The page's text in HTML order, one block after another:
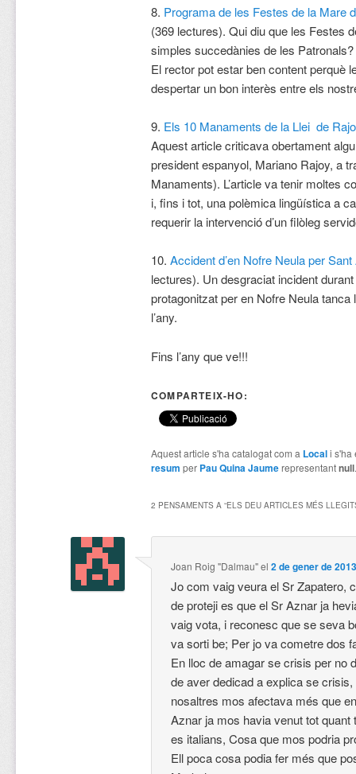
8. Programa de les Festes de la Mare
(369 lectures). Qui diu que les Festes
simples succedànies de les
El rector pot estar ben content perquè
despertar un bon interès entre els
9. Els 10 Manaments de la Llei de
Aquest article criticava obertament
president espanyol, Mariano Rajoy, a
Manaments). L’article va tenir moltes
i, fins i tot, una polèmica lingüística a
requerir la intervenció d’un filòleg
10. Accident d’en Nofre Neula per Sant
lectures). Un desgraciat incident
protagonitzat per en Nofre Neula tanca
l’any.
Fins l’any que ve!!!
COMPARTEIX-HO:
Aquest article s'ha catalogat com a Locali s'ha
resum per Pau Quina Jaumerepresentantnull
2 PENSAMENTS A “ELS DEU ARTICLES MÉS
Joan Roig "Dalmau"el2 de gener de
Jo com vaig veura el Sr Zapatero,
de proteji es que el Sr Aznar ja
vaig vota, i reconesc que se seva
va sorti be; Per jo va cometre dos
En lloc de amagar se crisis per no
de aver dedicad a explica se
nosaltres mos afectava més que
Aznar ja mos havia venut tot
es italians, Cosa que mos podria
Ell poca cosa podia fer més que